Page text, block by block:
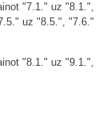
"7.1." uz "8.1.",
uz "8.5.", "7.6."
"8.1." uz "9.1.",